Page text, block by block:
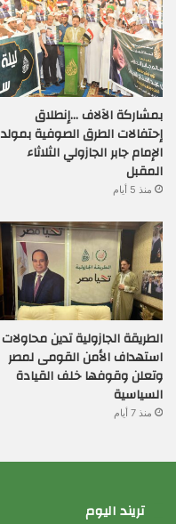
بمشاركة الآلاف …إنطلاق
إحتفالات الطرق الصوفية بمولد
الإمام جابر الجازولي الثلاثاء
المقبل
منذ 5 أيام
الطريقة الجازولية تدين محاولات
استهداف الأمن القومى لمصر
وتعلن وقوفها خلف القيادة
السياسية
منذ 7 أيام
تريند اليوم